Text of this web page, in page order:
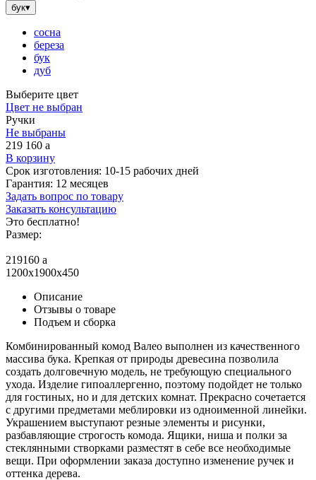
бук▾
сосна
береза
бук
дуб
Выберите цвет
Цвет не выбран
Ручки
Не выбраны
219 160 a
В корзину
Срок изготовления: 10-15 рабочих дней
Гарантия: 12 месяцев
Задать вопрос по товару
Заказать консультацию
Это бесплатно!
Размер:
219160 a
1200x1900x450
Описание
Отзывы о товаре
Подъем и сборка
Комбинированный комод Валео выполнен из качественного
массива бука. Крепкая от природы древесина позволила
создать долговечную модель, не требующую специального
ухода. Изделие гипоаллергенно, поэтому подойдет не только
для гостиных, но и для детских комнат. Прекрасно сочетается
с другими предметами меблировки из одноименной линейки.
Украшением выступают резные элементы и рисунки,
разбавляющие строгость комода. Ящики, ниша и полки за
стеклянными створками разместят в себе все необходимые
вещи. При оформлении заказа доступно изменение ручек и
оттенка дерева.